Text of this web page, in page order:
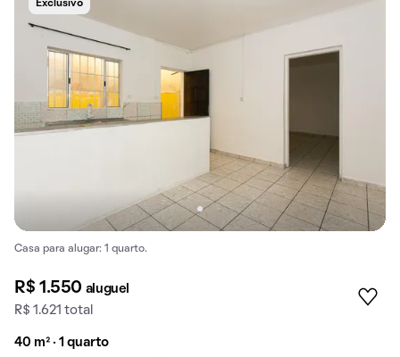
Exclusivo
Casa para alugar: 1 quarto.
R$ 1.550 aluguel
R$ 1.621 total
40 m² · 1 quarto